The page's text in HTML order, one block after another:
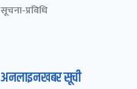
सूचना-प्रविधि
अनलाइनखबर सूची